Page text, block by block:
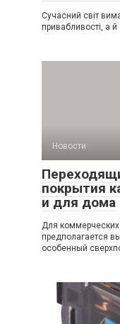
Сучасний світ
привабливості, а й
Новости
покрытия
и для дома
Для
предполагается
особенный